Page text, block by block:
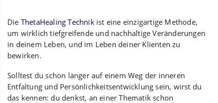
Die ThetaHealing Technikist eine einzigartige Methode,
um wirklich tiefgreifende und nachhaltige Veränderungen
in deinem Leben, und im Leben deiner Klienten zu
bewirken.
Solltest du schon länger auf einem Weg der inneren
Entfaltung und Persönlichkeitsentwicklung sein, wirst du
das kennen: du denkst, an einer Thematik schon